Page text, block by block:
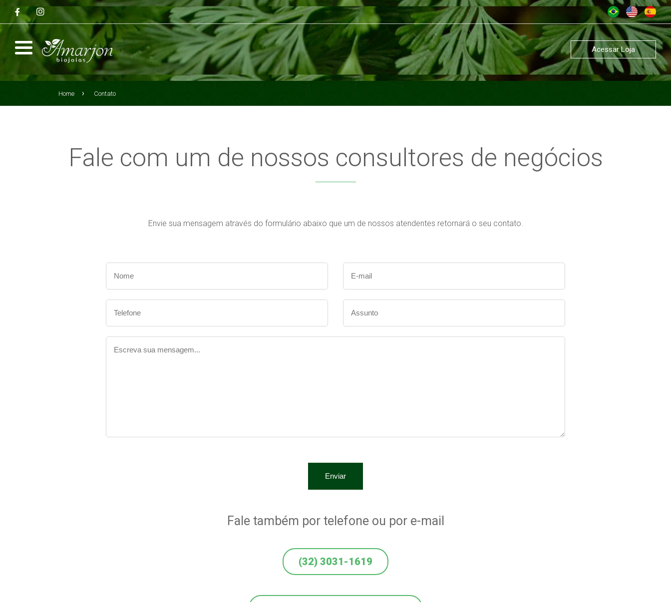
Acessar Loja
Home Contato
Fale com um de nossos consultores de negócios
Envie sua mensagem através do formulário abaixo que um de nossos atendentes retornará o seu contato.
Fale também por telefone ou por e-mail
(32) 3031-1619